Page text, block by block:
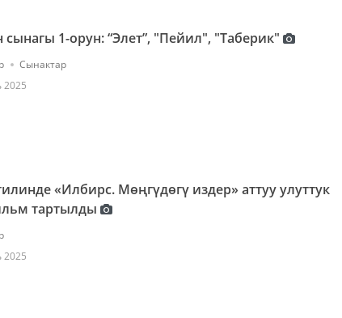
1-орун: “Элет”, "Пейил", "Таберик"
Сынактар
2025
«Илбирс. Мөңгүдөгү издер» аттуу улуттук
тартылды
2025